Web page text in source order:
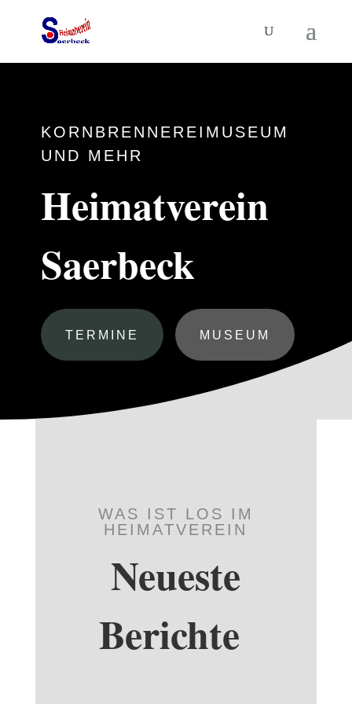
KORNBRENNEREIMUSEUM
UND MEHR
Heimatverein
Saerbeck
TERMINE MUSEUM
WAS IST LOS IM
HEIMATVEREIN
Neueste
Berichte